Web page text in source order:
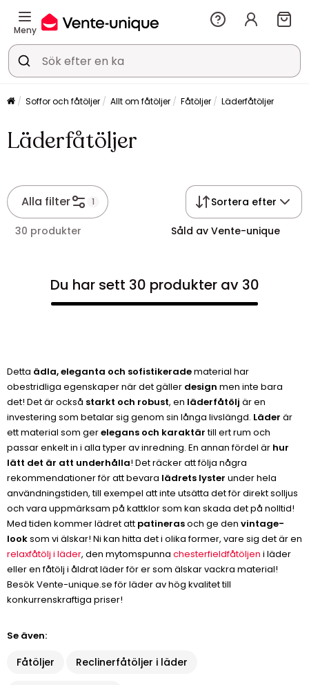
Meny
Soffor och fåtöljer Allt om fåtöljer Fåtöljer Läderfåtöljer
Läderfåtöljer
Alla filter 1 Sortera efter
30 produkter Såld av Vente-unique
Du har sett 30 produkter av 30
Detta ädla, eleganta och sofistikeradematerial har
obestridliga egenskaper när det gäller design men inte bara
det! Det är också starkt och robust, en läderfåtölj är en
investering som betalar sig genom sin långa livslängd. Läder är
ett material som gerelegans och karaktärtill ert rum och
passar enkelt in i alla typer av inredning. En annan fördel är hur
lätt det är att underhålla! Det räcker att följa några
rekommendationer för att bevara lädrets lyster under hela
användningstiden, till exempel att inte utsätta det för direkt solljus
och vara uppmärksam på kattklor som kan skada det på nolltid!
Med tiden kommer lädret att patinerasoch ge den vintage-
looksom vi älskar! Ni kan hitta det i olika former, vare sig det är en
relaxfåtölj i läder, den mytomspunna chesterfieldfåtöljen i läder
eller en fåtölj i åldrat läder för er som älskar vackra material!
Besök Vente-unique.se för läder av hög kvalitet till
konkurrenskraftiga priser!
Se även:
Fåtöljer Reclinerfåtöljer i läder